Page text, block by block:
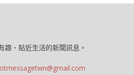
趣、貼近生活的新聞訊息。